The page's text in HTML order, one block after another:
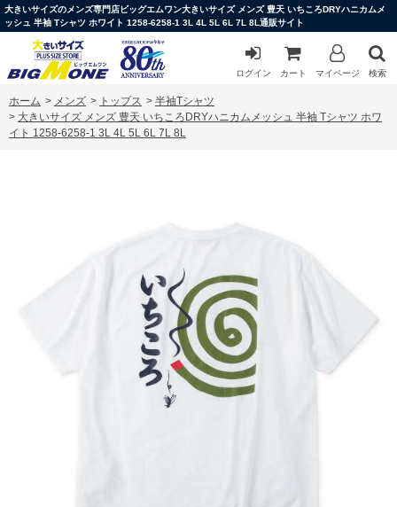
大きいサイズのメンズ専門店ビッグエムワン大きいサイズ メンズ 豊天 いちころDRYハニカムメ
ッシュ 半袖 Tシャツ ホワイト 1258-6258-1 3L 4L 5L 6L 7L 8L通販サイト
ログイン カート マイページ 検索
ホーム > メンズ > トップス > 半袖Tシャツ
> 大きいサイズ メンズ 豊天 いちころDRYハニカムメッシュ 半袖 Tシャツ ホワ
イト 1258-6258-1 3L 4L 5L 6L 7L 8L